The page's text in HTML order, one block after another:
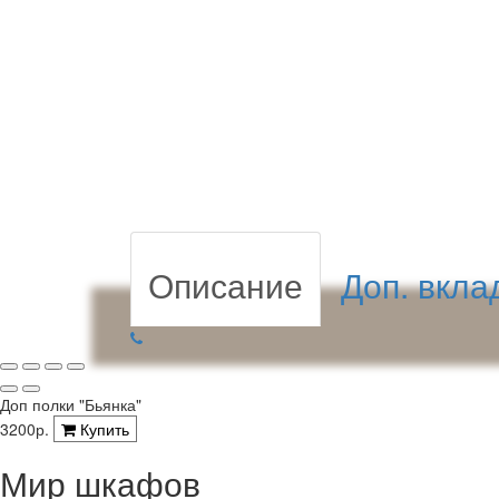
Описание Доп.
Доп полки "Бьянка"
3200р.
Купить
Мир шкафов